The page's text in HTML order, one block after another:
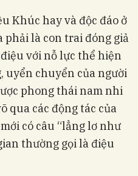
Khúc hay và độc đáo ở
phải là con trai đóng giả
với nỗ lực thể hiện
uyển chuyển của người
phong thái nam nhi
qua các động tác của
có câu “lẳng lơ như
thường gọi là điệu